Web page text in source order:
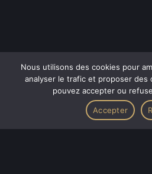
Nous utilisons des cookies pour
analyser le trafic et proposer des
pouvez accepter ou
Accepter